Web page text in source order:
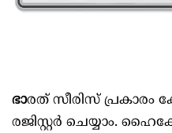
ഭാരത് സീരിസ് പ്രകാരം
രജിസ്റ്റർ ചെയ്യാം.